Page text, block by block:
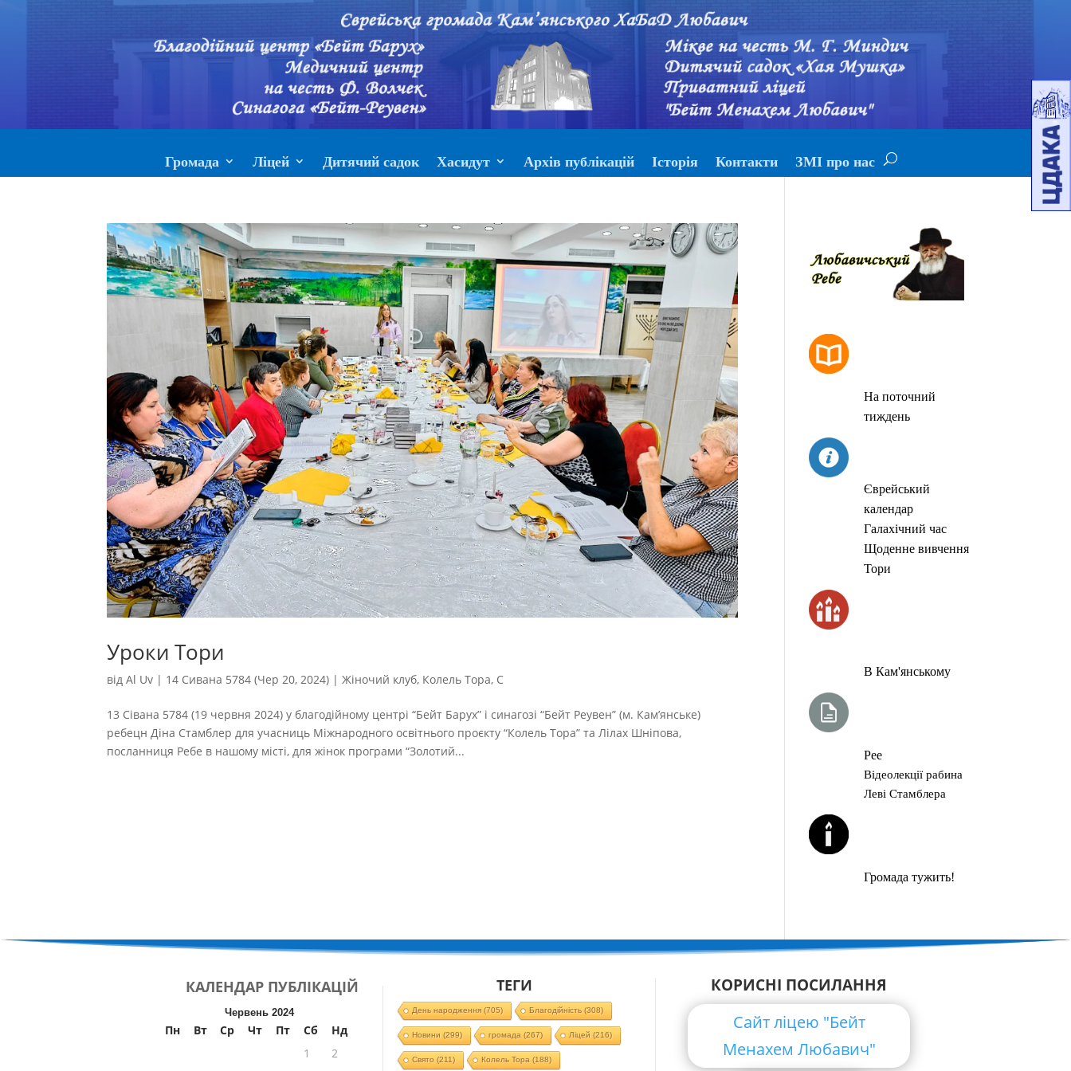
Громада Ліцей Дитячий садок Хасидут Архів публікацій Історія Контакти ЗМІ про нас
Уроки Тори
відAl Uv | 14 Сивана 5784 (Чер 20, 2024) |Жіночий клуб, Колель Тора, С
13 Сівана 5784 (19 червня 2024) у благодійному центрі “Бейт Барух” і синагозі “Бейт Реувен” (м. Кам’янське)
ребецн Діна Стамблер для учасниць Міжнародного освітнього проєкту “Колель Тора” та Лілах Шніпова,
посланниця Ребе в нашому місті, для жінок програми “Золотий...
На поточний
тиждень
Єврейський
календар
Галахічний час
Щоденне вивчення
Тори
В Кам'янському
Рее
Відеолекції рабина
Леві Стамблера
Громада тужить!
КАЛЕНДАР ПУБЛІКАЦІЙ
Червень 2024
Пн Вт Ср Чт Пт Сб
Нд
1
2
ТЕГИ
День народження(705) Благодійність (308)
Новини (299) громада (267) Ліцей (216)
Свято (211) Колель Тора (188)
КОРИСНІ ПОСИЛАННЯ
Сайт ліцею "Бейт
Менахем Любавич"